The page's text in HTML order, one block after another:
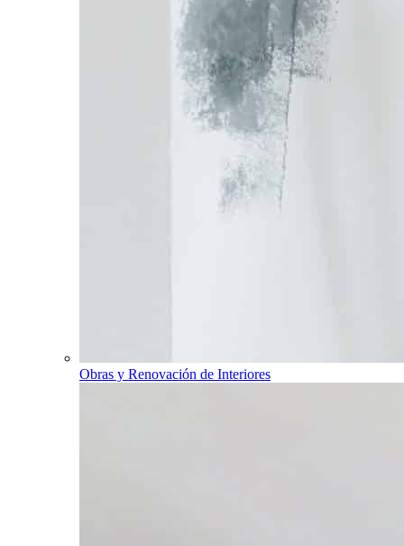
Obras y Renovación de Interiores